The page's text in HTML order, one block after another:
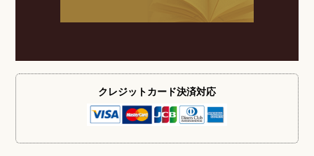
クレジットカード決済対応